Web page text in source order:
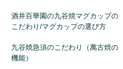
酒井百華園の九谷焼マグカップの
こだわり/マグカップの選び方
九谷焼急須のこだわり（萬古焼の
機能）